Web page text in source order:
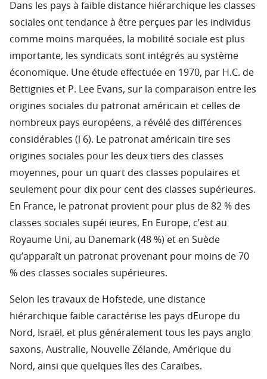
Dans les pays à faible distance hiérarchique les classes
sociales ont tendance à être perçues par les individus
comme moins marquées, la mobilité sociale est plus
importante, les syndicats sont intégrés au système
économique. Une étude effectuée en 1970, par H.C. de
Bettignies et P. Lee Evans, sur la comparaison entre les
origines sociales du patronat américain et celles de
nombreux pays européens, a révélé des différences
considérables (l 6). Le patronat américain tire ses
origines sociales pour les deux tiers des classes
moyennes, pour un quart des classes populaires et
seulement pour dix pour cent des classes supérieures.
En France, le patronat provient pour plus de 82 % des
classes sociales supéi ieures, En Europe, c’est au
Royaume Uni, au Danemark (48 %) et en Suède
qu’apparaît un patronat provenant pour moins de 70
% des classes sociales supérieures.
Selon les travaux de Hofstede, une distance
hiérarchique faible caractérise les pays dEurope du
Nord, Israël, et plus généralement tous les pays anglo
saxons, Australie, Nouvelle Zélande, Amérique du
Nord, ainsi que quelques îles des Caraïbes.